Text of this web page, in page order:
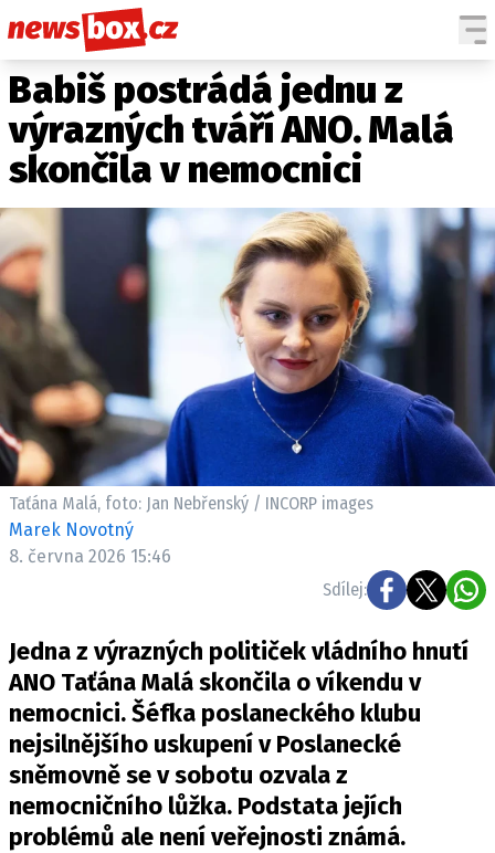
DOMÁCÍ
ZAHRANIČÍ
POČASÍ
KRIMI
KULTURA
SPOLEČNOST
SPORT
ČESKÉ CELEBRITY
SVĚTOVÉ CELEBRITY
SLEDUJTE NÁS NA|
Máte příběh, fotku nebo video?
Pošlete e-mail na newsbox.cz
KONTAKT
VYDAVATEL
INZERCE
OSOBNÍ ÚDAJE / COOKIES
VOLNÁ MÍSTA
Babiš postrádá jednu z
výrazných tváří ANO. Malá
skončila v nemocnici
Taťána Malá, foto: Jan Nebřenský / INCORP images
Marek Novotný
8. června 2026 15:46
Sdílej:
Jedna z výrazných političek vládního hnutí
ANO Taťána Malá skončila o víkendu v
nemocnici. Šéfka poslaneckého klubu
nejsilnějšího uskupení v Poslanecké
sněmovně se v sobotu ozvala z
nemocničního lůžka. Podstata jejích
problémů ale není veřejnosti známá.